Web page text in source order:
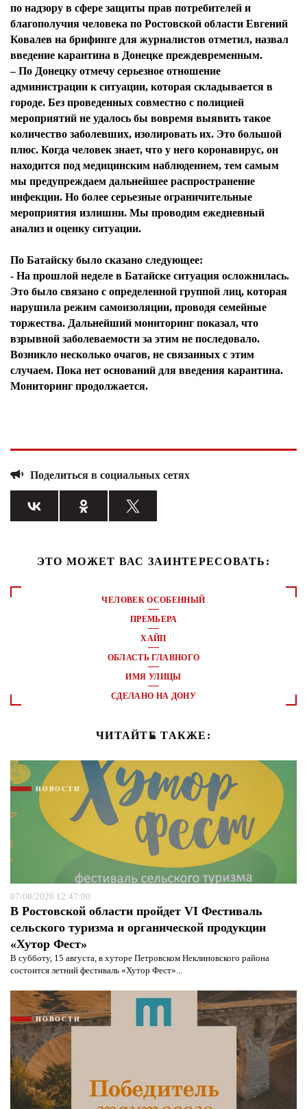
по надзору в сфере защиты прав потребителей и
благополучия человека по Ростовской области Евгений
Ковалев на брифинге для журналистов отметил, назвал
введение карантина в Донецке преждевременным.
– По Донецку отмечу серьезное отношение
администрации к ситуации, которая складывается в
городе. Без проведенных совместно с полицией
мероприятий не удалось бы вовремя выявить такое
количество заболевших, изолировать их. Это большой
плюс. Когда человек знает, что у него коронавирус, он
находится под медицинским наблюдением, тем самым
мы предупреждаем дальнейшее распространение
инфекции. Но более серьезные ограничительные
мероприятия излишни. Мы проводим ежедневный
анализ и оценку ситуации.
По Батайску было сказано следующее:
- На прошлой неделе в Батайске ситуация осложнилась.
Это было связано с определенной группой лиц, которая
нарушила режим самоизоляции, проводя семейные
торжества. Дальнейший мониторинг показал, что
взрывной заболеваемости за этим не последовало.
Возникло несколько очагов, не связанных с этим
случаем. Пока нет оснований для введения карантина.
Мониторинг продолжается.
Поделиться в социальных сетях
ЭТО МОЖЕТ ВАС ЗАИНТЕРЕСОВАТЬ:
ЧЕЛОВЕК ОСОБЕННЫЙ
ПРЕМЬЕРА
ХАЙП
ОБЛАСТЬ ГЛАВНОГО
ИМЯ УЛИЦЫ
СДЕЛАНО НА ДОНУ
ЧИТАЙТЕ ТАКЖЕ:
НОВОСТИ
07/08/2026 12:47:00
В Ростовской области пройдет VI Фестиваль
сельского туризма и органической продукции
«Хутор Фест»
В субботу, 15 августа, в хуторе Петровском Неклиновского района
состоится летний фестиваль «Хутор Фест»...
НОВОСТИ